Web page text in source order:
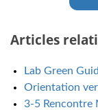
Articles
Lab Green
Orientation
3-5 Rencontre